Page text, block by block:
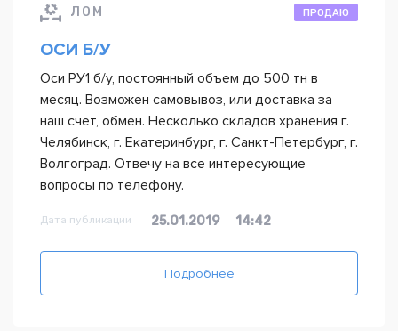
ЛОМ ПРОДАЮ
ОСИ Б/У
Оси РУ1 б/у, постоянный объем до 500 тн в
месяц. Возможен самовывоз, или доставка за
наш счет, обмен. Несколько складов хранения г.
Челябинск, г. Екатеринбург, г. Санкт-Петербург, г.
Волгоград. Отвечу на все интересующие
вопросы по телефону.
Дата публикации 25.01.2019 14:42
Подробнее